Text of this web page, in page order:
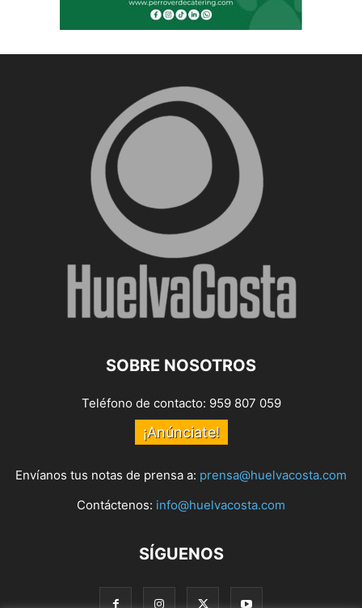
SOBRE NOSOTROS
Teléfono de contacto: 959 807 059
¡Anúnciate!
Envíanos tus notas de prensa a: prensa@huelvacosta.com
Contáctenos: info@huelvacosta.com
SÍGUENOS